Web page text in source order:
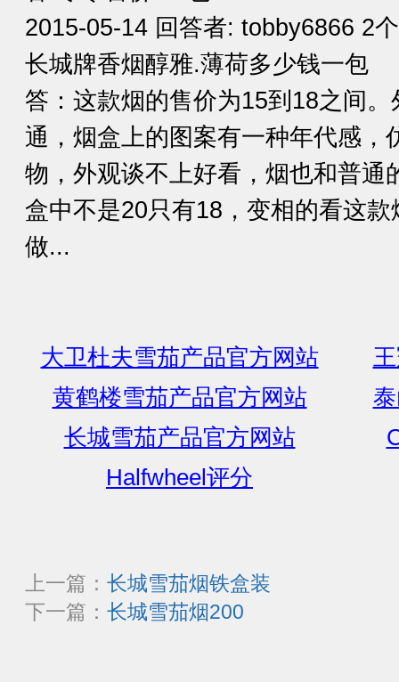
2015-05-14 回答者: tobby6866 2
长城牌香烟醇雅.薄荷多少钱一包
答：这款烟的售价为15到18之间
通，烟盒上的图案有一种年代感，
物，外观谈不上好看，烟也和普通
盒中不是20只有18，变相的看这
做...
大卫杜夫雪茄产品官方网站
黄鹤楼雪茄产品官方网站
长城雪茄产品官方网站
Halfwheel评分
上一篇： 长城雪茄烟铁盒装
下一篇： 长城雪茄烟200